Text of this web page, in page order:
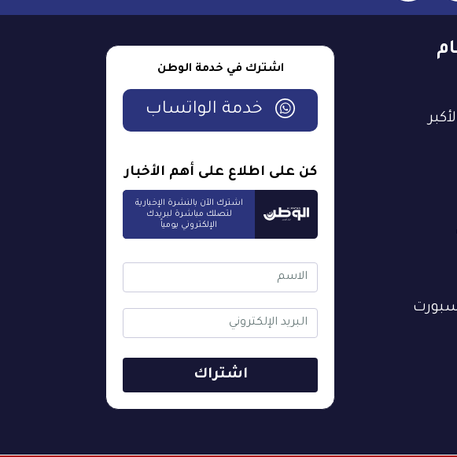
اشترك في خدمة الوطن
خدمة الواتساب
كن على اطلاع على أهم الأخبار
اشترك الآن بالنشرة الإخبارية
لتصلك مباشرة لبريدك
الإلكتروني يومياً
اشتراك